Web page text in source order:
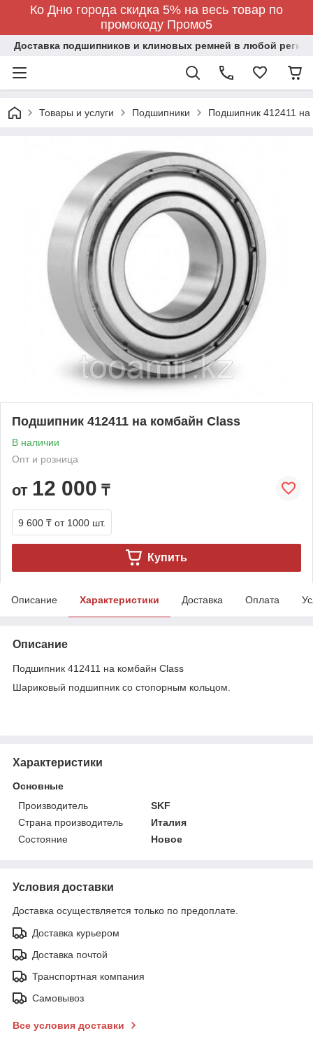
Ко Дню города скидка 5% на весь товар по
промокоду Промо5
Доставка подшипников и клиновых ремней в любой регион
Товары и услуги Подшипники Подшипник 412411 на
Подшипник 412411 на комбайн Class
В наличии
Опт и розница
от 12 000 ₸
9 600 ₸ от 1000 шт.
Купить
Описание Характеристики Доставка Оплата
Описание
Подшипник 412411 на комбайн Class
Шариковый подшипник со стопорным кольцом.
Характеристики
Основные
Производитель
SKF
Страна производитель
Италия
Состояние
Новое
Условия доставки
Доставка осуществляется только по предоплате.
Доставка курьером
Доставка почтой
Транспортная компания
Самовывоз
Все условия доставки